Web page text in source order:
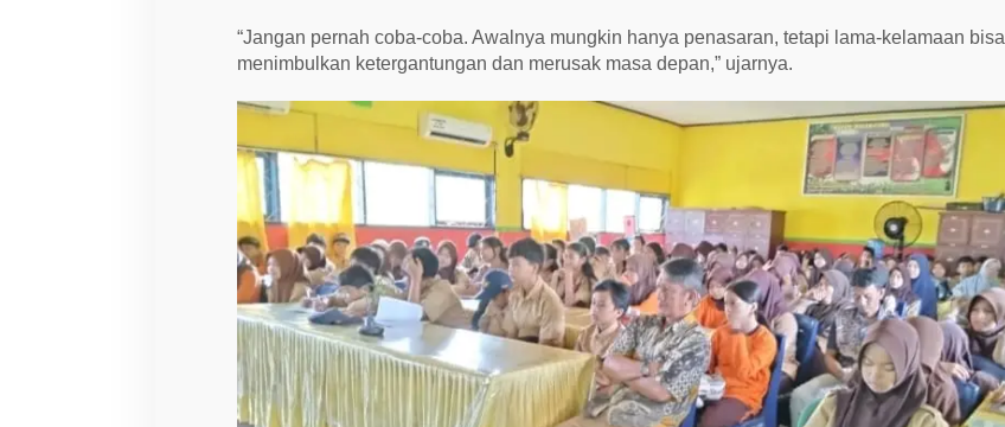
“Jangan pernah coba-coba. Awalnya mungkin hanya penasaran, tetapi lama-kelamaan bisa
menimbulkan ketergantungan dan merusak masa depan,” ujarnya.